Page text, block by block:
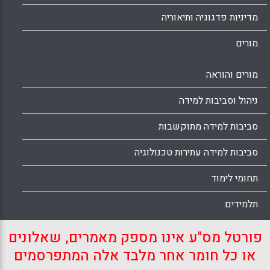
מדיניות פדגוגיה ותיאוריה
מורים
מורים והוראה
ניהול וסביבות למידה
סביבות למידה מתוקשבות
סביבות למידה עתירות טכנולוגיה
תחומי לימוד
תלמידים
פורטל מס"ע אינו מספק מאמרים, שאלונים
או כל חומר אחר מלבד אלה המתפרסמים